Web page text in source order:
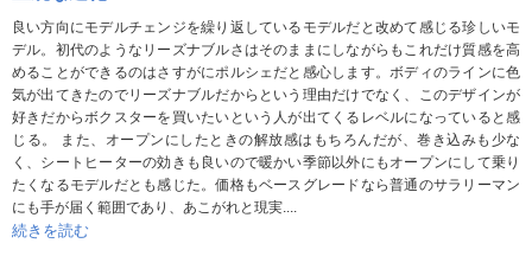
良い方向にモデルチェンジを繰り返しているモデルだと改めて感じる珍しいモ
デル。初代のようなリーズナブルさはそのままにしながらもこれだけ質感を高
めることができるのはさすがにポルシェだと感心します。ボディのラインに色
気が出てきたのでリーズナブルだからという理由だけでなく、このデザインが
好きだからボクスターを買いたいという人が出てくるレベルになっていると感
じる。 また、オープンにしたときの解放感はもちろんだが、巻き込みも少な
く、シートヒーターの効きも良いので暖かい季節以外にもオープンにして乗り
たくなるモデルだとも感じた。価格もベースグレードなら普通のサラリーマン
にも手が届く範囲であり、あこがれと現実....
続きを読む